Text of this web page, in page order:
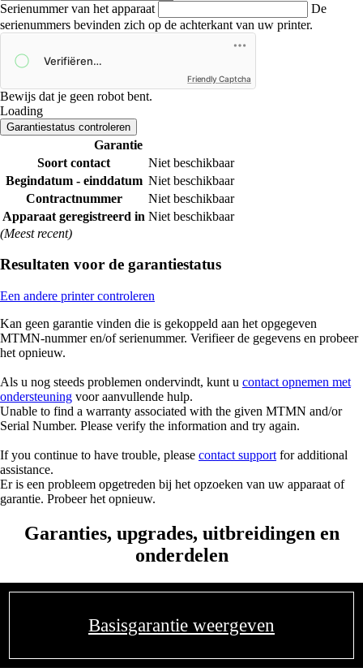
Serienummer van het apparaat
De
serienummers bevinden zich op de achterkant van uw printer.
Friendly Captcha
Bewijs dat je geen robot bent.
Loading
Garantiestatus controleren
Garantie
Soort contact
Niet beschikbaar
Begindatum - einddatum Niet beschikbaar
Contractnummer
Niet beschikbaar
Apparaat geregistreerd in Niet beschikbaar
(Meest recent)
Resultaten voor de garantiestatus
Een andere printer controleren
Kan geen garantie vinden die is gekoppeld aan het opgegeven
MTMN-nummer en/of serienummer. Verifieer de gegevens en probeer
het opnieuw.
Als u nog steeds problemen ondervindt, kunt u contact opnemen met
ondersteuning voor aanvullende hulp.
Unable to find a warranty associated with the given MTMN and/or
Serial Number. Please verify the information and try again.
If you continue to have trouble, please contact support for additional
assistance.
Er is een probleem opgetreden bij het opzoeken van uw apparaat of
garantie. Probeer het opnieuw.
Garanties, upgrades, uitbreidingen en
onderdelen
Basisgarantie weergeven